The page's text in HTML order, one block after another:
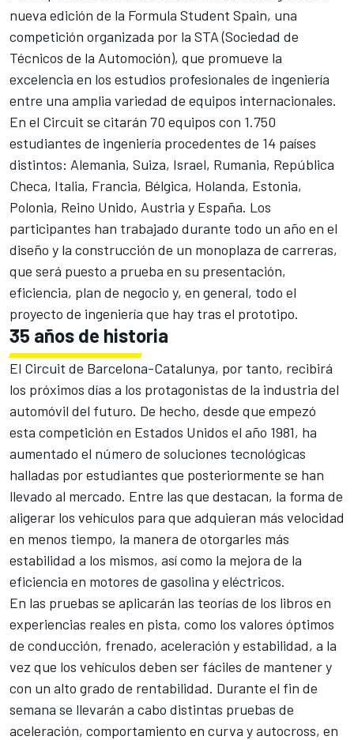
nueva edición de la Formula Student Spain, una
competición organizada por la STA (Sociedad de
Técnicos de la Automoción), que promueve la
excelencia en los estudios profesionales de ingeniería
entre una amplia variedad de equipos internacionales.
En el Circuit se citarán 70 equipos con 1.750
estudiantes de ingeniería procedentes de 14 países
distintos: Alemania, Suiza, Israel, Rumania, República
Checa, Italia, Francia, Bélgica, Holanda, Estonia,
Polonia, Reino Unido, Austria y España. Los
participantes han trabajado durante todo un año en el
diseño y la construcción de un monoplaza de carreras,
que será puesto a prueba en su presentación,
eficiencia, plan de negocio y, en general, todo el
proyecto de ingeniería que hay tras el prototipo.
35 años de historia
El Circuit de Barcelona-Catalunya, por tanto, recibirá
los próximos días a los protagonistas de la industria del
automóvil del futuro. De hecho, desde que empezó
esta competición en Estados Unidos el año 1981, ha
aumentado el número de soluciones tecnológicas
halladas por estudiantes que posteriormente se han
llevado al mercado. Entre las que destacan, la forma de
aligerar los vehículos para que adquieran más velocidad
en menos tiempo, la manera de otorgarles más
estabilidad a los mismos, así como la mejora de la
eficiencia en motores de gasolina y eléctricos.
En las pruebas se aplicarán las teorías de los libros en
experiencias reales en pista, como los valores óptimos
de conducción, frenado, aceleración y estabilidad, a la
vez que los vehículos deben ser fáciles de mantener y
con un alto grado de rentabilidad. Durante el fin de
semana se llevarán a cabo distintas pruebas de
aceleración, comportamiento en curva y autocross, en